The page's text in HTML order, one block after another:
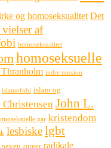
og homoseksualitet Det
af
homoseksualitet
homoseksuelle
indre mission
islamofobi islam og
Christensen John L.
par kristendom
lesbiskelgbt
paven queer radikale